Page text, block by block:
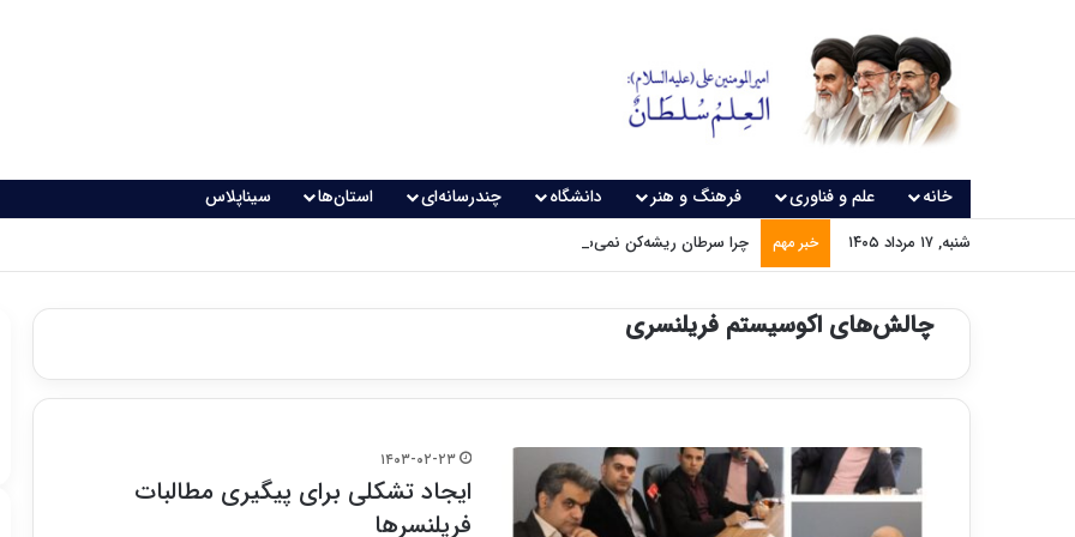
خانه علم و فناوری فرهنگ و هنر دانشگاه چندرسانه‌ای استان‌ها سیناپلاس
شنبه, ۱۷ مرداد ۱۴۰۵ خبر مهم چرا سرطان ریشه‌کن نمی‌شود؟
چالش‌های اکوسیستم فریلنسری
۱۴۰۳-۰۲-۲۳
ایجاد تشکلی برای پیگیری مطالبات
فریلنسرها